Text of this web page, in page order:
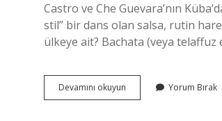
Castro ve Che Guevara’nın
stil” bir dans olan salsa, rutin
ülkeye ait? Bachata (veya
Devamını okuyun
Dansı
Yorum Bırak